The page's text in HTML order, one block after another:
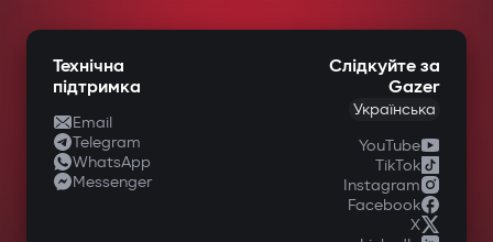
Технічна
підтримка
Email
Telegram
WhatsApp
Messenger
Слідкуйте за
Gazer
Українська
YouTube
TikTok
Instagram
Facebook
X